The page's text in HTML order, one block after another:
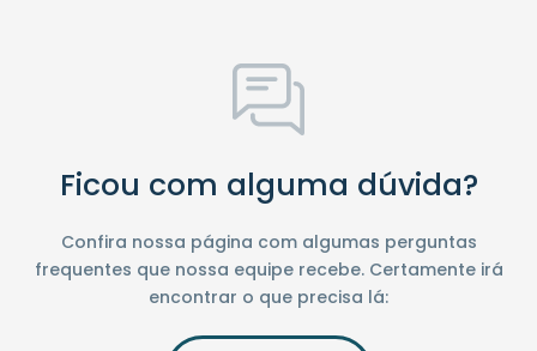
Ficou com alguma dúvida?
Confira nossa página com algumas perguntas
frequentes que nossa equipe recebe. Certamente irá
encontrar o que precisa lá: